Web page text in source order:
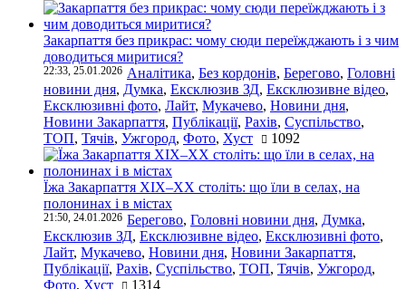
Закарпаття без прикрас: чому сюди переїжджають і з чим
доводиться миритися?
22:33, 25.01.2026 Аналітика, Без кордонів, Берегово, Головні
новини дня, Думка, Ексклюзив ЗД, Ексклюзивне відео,
Ексклюзивні фото, Лайт, Мукачево, Новини дня,
Новини Закарпаття, Публікації, Рахів, Суспільство,
ТОП, Тячів, Ужгород, Фото, Хуст 1092
Їжа Закарпаття ХІХ–ХХ століть: що їли в селах, на
полонинах і в містах
21:50, 24.01.2026 Берегово, Головні новини дня, Думка,
Ексклюзив ЗД, Ексклюзивне відео, Ексклюзивні фото,
Лайт, Мукачево, Новини дня, Новини Закарпаття,
Публікації, Рахів, Суспільство, ТОП, Тячів, Ужгород,
Фото, Хуст 1314